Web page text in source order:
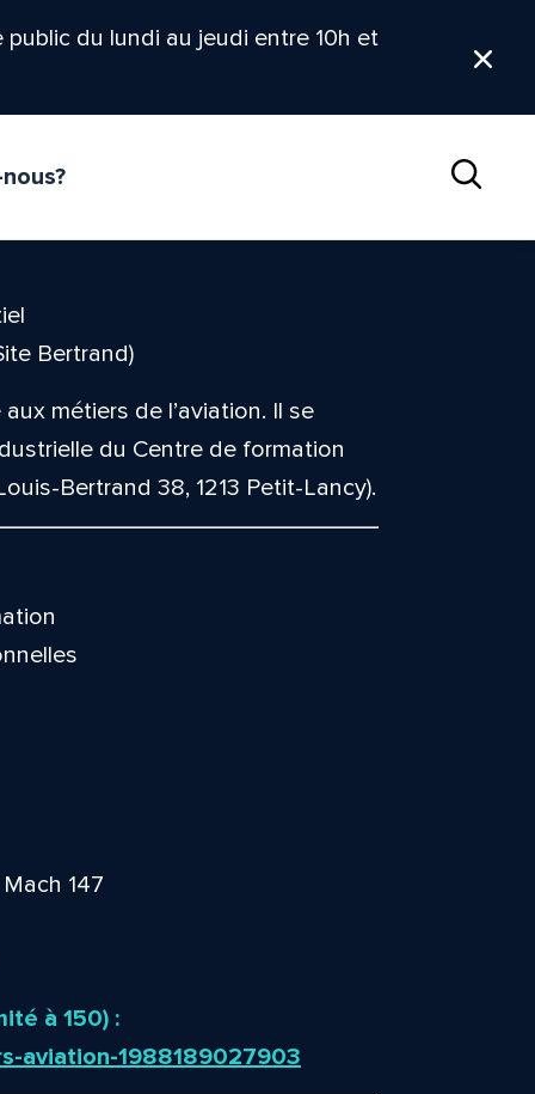
du lundi au jeudi entre 10h et
Bertrand)
métiers de l’aviation. Il se
du Centre de formation
Bertrand 38, 1213 Petit-Lancy).
147
à 150) :
aviation-1988189027903